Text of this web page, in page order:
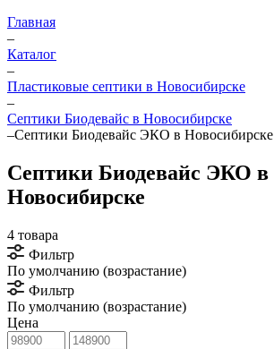
Главная
–
Каталог
–
Пластиковые септики в Новосибирске
–
Септики Биодевайс в Новосибирске
–Септики Биодевайс ЭКО в Новосибирске
Септики Биодевайс ЭКО в
Новосибирске
4 товара
Фильтр
По умолчанию (возрастание)
Фильтр
По умолчанию (возрастание)
Цена